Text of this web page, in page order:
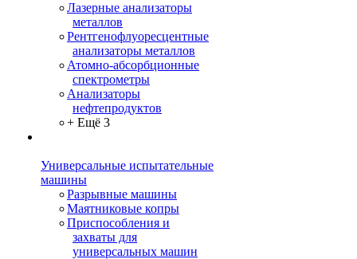
Лазерные анализаторы
металлов
Рентгенофлуоресцентные
анализаторы металлов
Атомно-абсорбционные
спектрометры
Анализаторы
нефтепродуктов
+ Ещё 3
Универсальные испытательные
машины
Разрывные машины
Маятниковые копры
Приспособления и
захваты для
универсальных машин